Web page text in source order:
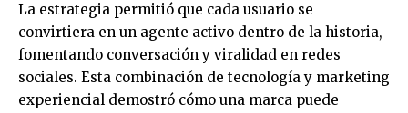
La estrategia permitió que cada usuario se
convirtiera en un agente activo dentro de la historia,
fomentando conversación y viralidad en redes
sociales. Esta combinación de tecnología y marketing
experiencial demostró cómo una marca puede